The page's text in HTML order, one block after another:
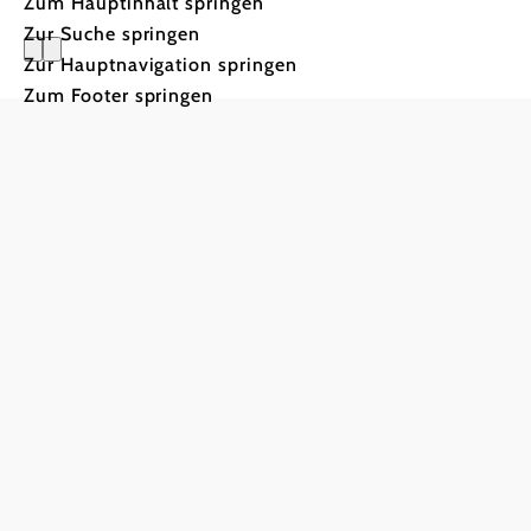
Zur Suche springen
Zur Hauptnavigation springen
Zum Footer springen